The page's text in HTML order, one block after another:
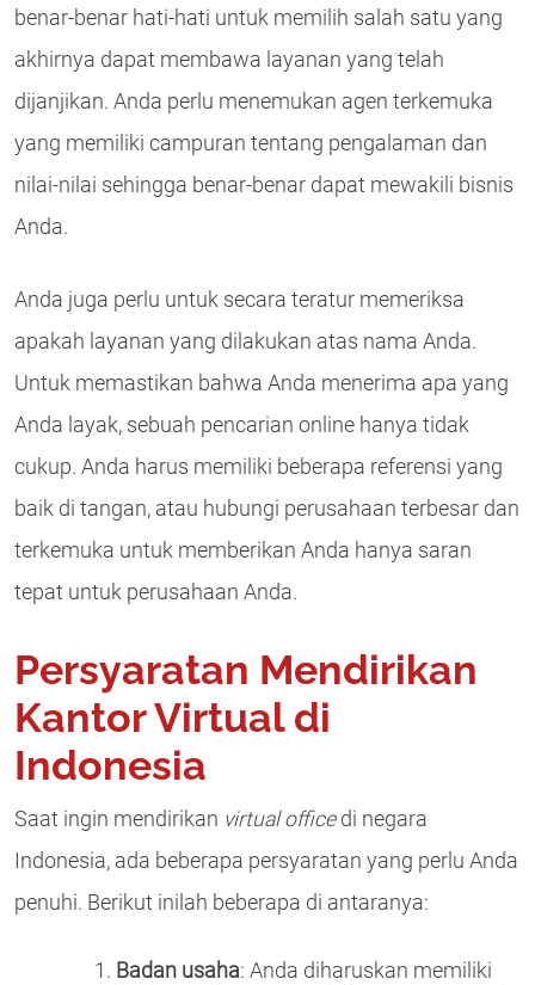
benar-benar hati-hati untuk memilih salah satu yang
akhirnya dapat membawa layanan yang telah
dijanjikan. Anda perlu menemukan agen terkemuka
yang memiliki campuran tentang pengalaman dan
nilai-nilai sehingga benar-benar dapat mewakili bisnis
Anda.
Anda juga perlu untuk secara teratur memeriksa
apakah layanan yang dilakukan atas nama Anda.
Untuk memastikan bahwa Anda menerima apa yang
Anda layak, sebuah pencarian online hanya tidak
cukup. Anda harus memiliki beberapa referensi yang
baik di tangan, atau hubungi perusahaan terbesar dan
terkemuka untuk memberikan Anda hanya saran
tepat untuk perusahaan Anda.
Persyaratan Mendirikan
Kantor Virtual di
Indonesia
Saat ingin mendirikan virtual office di negara
Indonesia, ada beberapa persyaratan yang perlu Anda
penuhi. Berikut inilah beberapa di antaranya:
Badan usaha: Anda diharuskan memiliki